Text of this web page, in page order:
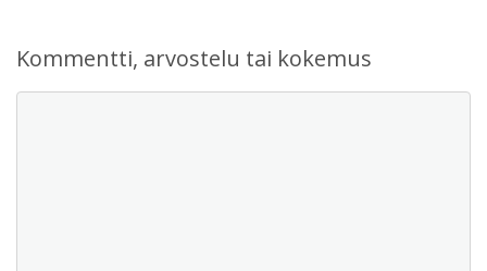
Kommentti, arvostelu tai kokemus